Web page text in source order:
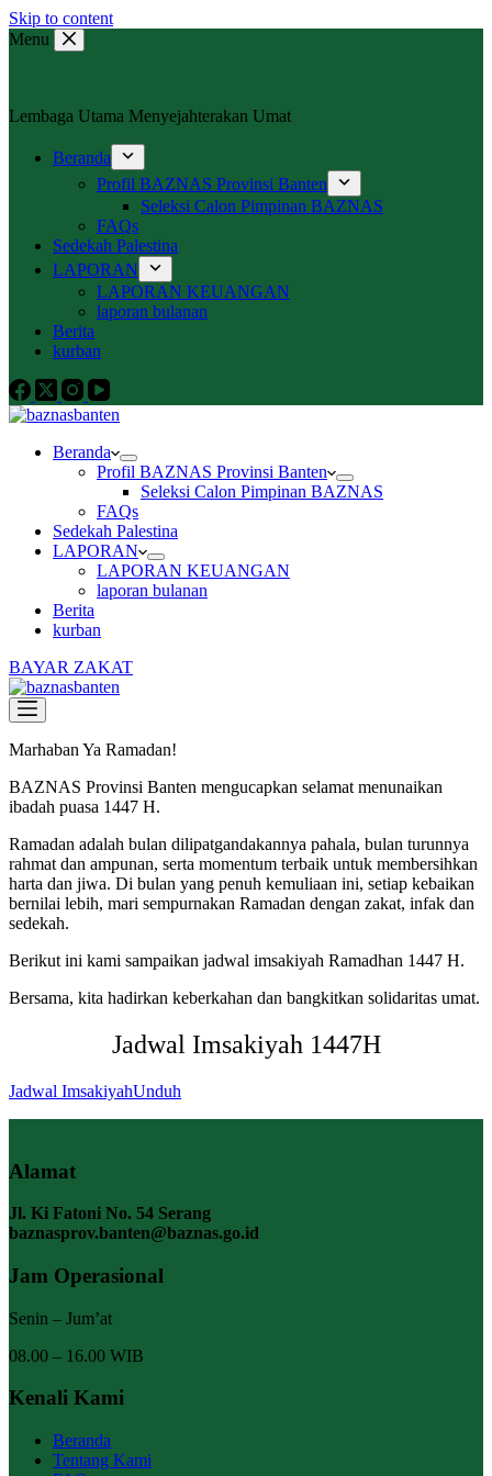
Skip to content
Menu
Lembaga Utama Menyejahterakan Umat
Beranda
Profil BAZNAS Provinsi Banten
Seleksi Calon Pimpinan BAZNAS
FAQs
Sedekah Palestina
LAPORAN
LAPORAN KEUANGAN
laporan bulanan
Berita
kurban
Beranda
Profil BAZNAS Provinsi Banten
Seleksi Calon Pimpinan BAZNAS
FAQs
Sedekah Palestina
LAPORAN
LAPORAN KEUANGAN
laporan bulanan
Berita
kurban
BAYAR ZAKAT
Marhaban Ya Ramadan!
BAZNAS Provinsi Banten mengucapkan selamat menunaikan
ibadah puasa 1447 H.
Ramadan adalah bulan dilipatgandakannya pahala, bulan turunnya
rahmat dan ampunan, serta momentum terbaik untuk membersihkan
harta dan jiwa. Di bulan yang penuh kemuliaan ini, setiap kebaikan
bernilai lebih, mari sempurnakan Ramadan dengan zakat, infak dan
sedekah.
Berikut ini kami sampaikan jadwal imsakiyah Ramadhan 1447 H.
Bersama, kita hadirkan keberkahan dan bangkitkan solidaritas umat.
Jadwal Imsakiyah 1447H
Jadwal ImsakiyahUnduh
Alamat
Jl. Ki Fatoni No. 54 Serang
baznasprov.banten@baznas.go.id
Jam Operasional
Senin – Jum’at
08.00 – 16.00 WIB
Kenali Kami
Beranda
Tentang Kami